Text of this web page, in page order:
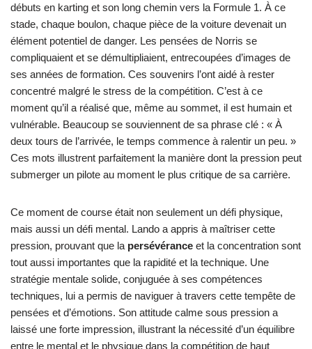
débuts en karting et son long chemin vers la Formule 1. À ce
stade, chaque boulon, chaque pièce de la voiture devenait un
élément potentiel de danger. Les pensées de Norris se
compliquaient et se démultipliaient, entrecoupées d’images de
ses années de formation. Ces souvenirs l’ont aidé à rester
concentré malgré le stress de la compétition. C’est à ce
moment qu’il a réalisé que, même au sommet, il est humain et
vulnérable. Beaucoup se souviennent de sa phrase clé : « À
deux tours de l’arrivée, le temps commence à ralentir un peu. »
Ces mots illustrent parfaitement la manière dont la pression peut
submerger un pilote au moment le plus critique de sa carrière.
Ce moment de course était non seulement un défi physique,
mais aussi un défi mental. Lando a appris à maîtriser cette
pression, prouvant que la persévérance et la concentration sont
tout aussi importantes que la rapidité et la technique. Une
stratégie mentale solide, conjuguée à ses compétences
techniques, lui a permis de naviguer à travers cette tempête de
pensées et d’émotions. Son attitude calme sous pression a
laissé une forte impression, illustrant la nécessité d’un équilibre
entre le mental et le physique dans la compétition de haut